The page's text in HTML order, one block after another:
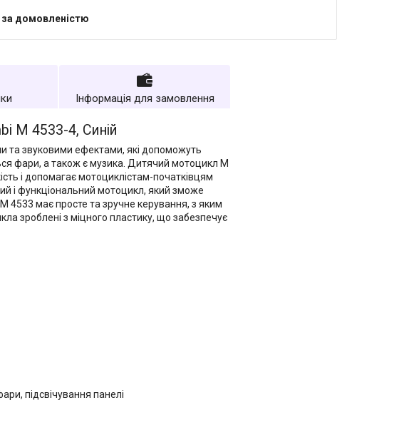
за домовленістю
Інформація для замовлення
M 4533-4, Синій
та звуковими ефектами, які допоможуть
фари, а також є музика. Дитячий мотоцикл M
і допомагає мотоциклістам-початківцям
і функціональний мотоцикл, який зможе
має просте та зручне керування, з яким
зроблені з міцного пластику, що забезпечує
підсвічування панелі